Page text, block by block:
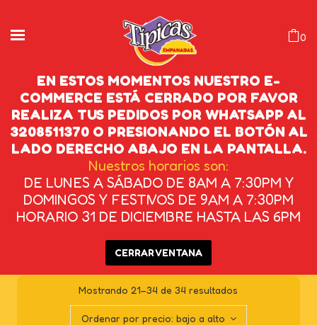
0
EMPANADAS
INICIO / PRODUCTOS ETIQUETADOS
“EMPANADAS” / PÁGINA 2
Mostrando 21–34 de 34 resultados
Ordenar por precio: bajo a alto
EN ESTOS MOMENTOS NUESTRO E-
COMMERCE ESTÁ CERRADO POR FAVOR
REALIZA TUS PEDIDOS POR WHATSAPP AL
3208511370 O PRESIONANDO EL BOTÓN AL
LADO DERECHO ABAJO EN LA PANTALLA.
Nuestros horarios son:
DE LUNES A SÁBADO DE 8AM A 7:30PM Y
DOMINGOS Y FESTIVOS DE 9AM A 7:30PM
HORARIO 31 DE DICIEMBRE HASTA LAS 6PM
CERRAR VENTANA